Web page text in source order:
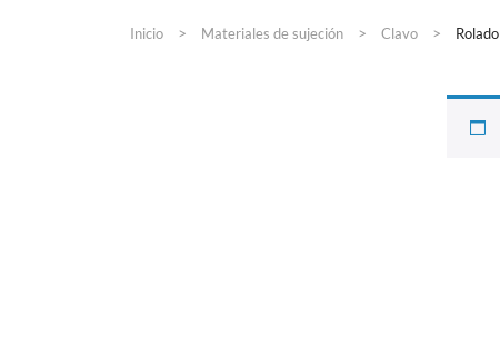
Inicio Materiales de sujeción Clavo Rolado